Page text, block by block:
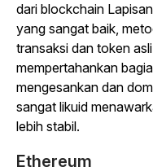
dari blockchain
yang sangat baik,
transaksi dan token
mempertahankan
mengesankan dan
sangat likuid
lebih stabil.
Ethereum